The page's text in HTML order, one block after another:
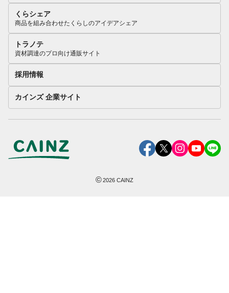
くらシェア
商品を組み合わせたくらしのアイデアシェア
トラノテ
資材調達のプロ向け通販サイト
採用情報
カインズ 企業サイト
©2026 CAINZ